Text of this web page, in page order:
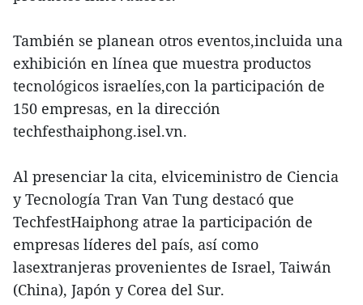
También se planean otros eventos,incluida una
exhibición en línea que muestra productos
tecnológicos israelíes,con la participación de
150 empresas, en la dirección
techfesthaiphong.isel.vn.
Al presenciar la cita, elviceministro de Ciencia
y Tecnología Tran Van Tung destacó que
TechfestHaiphong atrae la participación de
empresas líderes del país, así como
lasextranjeras provenientes de Israel, Taiwán
(China), Japón y Corea del Sur.